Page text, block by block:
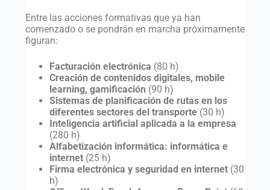
Entre las acciones formativas que ya han
comenzado o se pondrán en marcha próximamente
figuran:
Facturación electrónica (80 h)
Creación de contenidos digitales, mobile
learning, gamificación (90 h)
Sistemas de planificación de rutas en los
diferentes sectores del transporte(30 h)
Inteligencia artificial aplicada a la empresa
(280 h)
Alfabetización informática: informática e
internet(25 h)
Firma electrónica y seguridad en internet(30
h)